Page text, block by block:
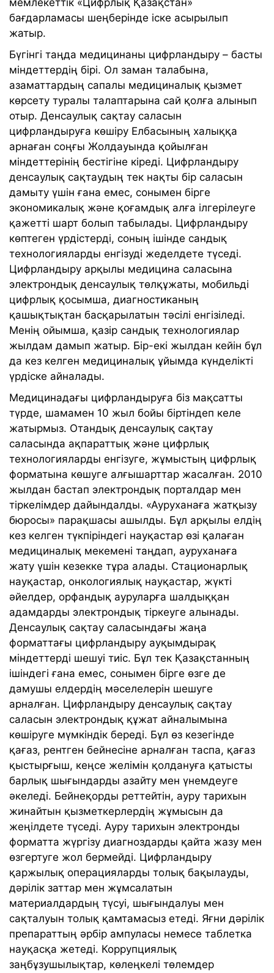
мемлекеттік «Цифрлық Қазақстан»
бағдарламасы шеңберінде іске асырылып
жатыр.
Бүгінгі таңда медицинаны цифрландыру – басты
міндеттердің бірі. Ол заман талабына,
азаматтардың сапалы медициналық қызмет
көрсету туралы талаптарына сай қолға алынып
отыр. Денсаулық сақтау саласын
цифрландыруға көшіру Елбасының халыққа
арнаған соңғы Жолдауында қойылған
міндеттерінің бестігіне кіреді. Цифрландыру
денсаулық сақтаудың тек нақты бір саласын
дамыту үшін ғана емес, сонымен бірге
экономикалық және қоғамдық алға ілгерілеуге
қажетті шарт болып табылады. Цифрландыру
көптеген үрдістерді, соның ішінде сандық
технологияларды енгізуді жеделдете түседі.
Цифрландыру арқылы медицина саласына
электрондық денсаулық төлқұжаты, мобильді
цифрлық қосымша, диагностиканың
қашықтықтан басқарылатын тәсілі енгізіледі.
Менің ойымша, қазір сандық технологиялар
жылдам дамып жатыр. Бір-екі жылдан кейін бұл
да кез келген медициналық ұйымда күнделікті
үрдіске айналады.
Медицинадағы цифрландыруға біз мақсатты
түрде, шамамен 10 жыл бойы біртіндеп келе
жатырмыз. Отандық денсаулық сақтау
саласында ақпараттық және цифрлық
технологияларды енгізуге, жұмыстың цифрлық
форматына көшуге алғышарттар жасалған. 2010
жылдан бастап электрондық порталдар мен
тіркелімдер дайындалды. «Ауруханаға жатқызу
бюросы» парақшасы ашылды. Бұл арқылы елдің
кез келген түкпіріндегі науқастар өзі қалаған
медициналық мекемені таңдап, ауруханаға
жату үшін кезекке тұра алады. Стационарлық
науқастар, онкологиялық науқастар, жүкті
әйелдер, орфандық ауруларға шалдыққан
адамдарды электрондық тіркеуге алынады.
Денсаулық сақтау саласындағы жаңа
форматтағы цифрландыру ауқымдырақ
міндеттерді шешуі тиіс. Бұл тек Қазақстанның
ішіндегі ғана емес, сонымен бірге өзге де
дамушы елдердің мәселелерін шешуге
арналған. Цифрландыру денсаулық сақтау
саласын электрондық құжат айналымына
көшіруге мүмкіндік береді. Бұл өз кезегінде
қағаз, рентген бейнесіне арналған таспа, қағаз
қыстырғыш, кеңсе желімін қолдануға қатысты
барлық шығындарды азайту мен үнемдеуге
әкеледі. Бейнеқорды реттейтін, ауру тарихын
жинайтын қызметкерлердің жұмысын да
жеңілдете түседі. Ауру тарихын электронды
форматта жүргізу диагноздарды қайта жазу мен
өзгертуге жол бермейді. Цифрландыру
қаржылық операцияларды толық бақылауды,
дәрілік заттар мен жұмсалатын
материалдардың түсуі, шығындалуы мен
сақталуын толық қамтамасыз етеді. Яғни дәрілік
препараттың әрбір ампуласы немесе таблетка
науқасқа жетеді. Коррупциялық
заңбұзушылықтар, көлеңкелі төлемдер